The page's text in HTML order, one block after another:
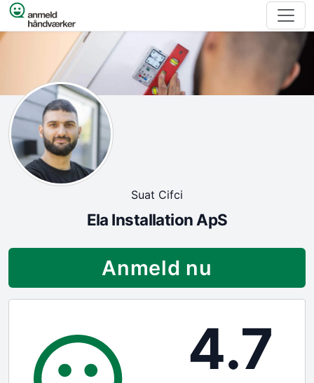
Spring til indhold
Suat Cifci
Ela Installation ApS
Anmeld nu
4.7